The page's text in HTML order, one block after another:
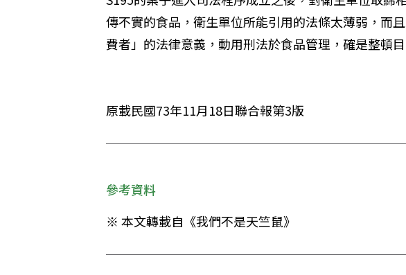
傳不實的食品，衛生單位所能引用的法條太薄弱，而
費者」的法律意義，動用刑法於食品管理，確是整頓
原載民國73年11月18日聯合報第3版
參考資料
※ 本文轉載自《我們不是天竺鼠》